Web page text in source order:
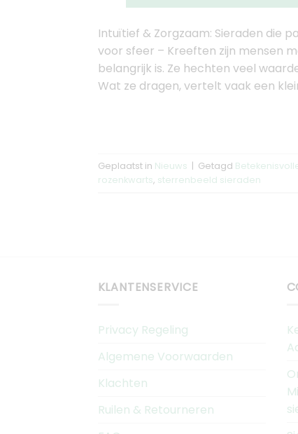
Intuïtief & Zorgzaam: Sieraden die
voor sfeer – Kreeften zijn mensen
belangrijk is. Ze hechten veel
Wat ze dragen, vertelt vaak een
Geplaatst in Nieuws | Getagd
rozenkwarts, sterrenbeeld sieraden
KLANTENSERVICE
Privacy Regeling
Algemene Voorwaarden
Klachten
Ruilen & Retourneren